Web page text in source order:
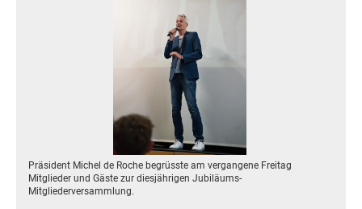
Präsident Michel de Roche begrüsste am vergangene Freitag
Mitglieder und Gäste zur diesjährigen Jubiläums-
Mitgliederversammlung.